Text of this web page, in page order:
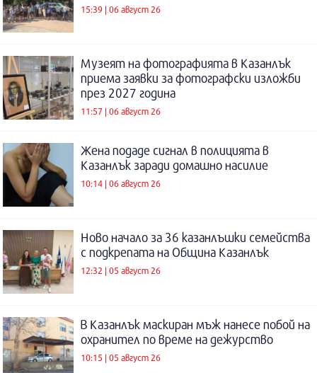
15:39 | 06 август 26
Музеят на фотографията в Казанлък
приема заявки за фотографски изложби
през 2027 година
11:57 | 06 август 26
Жена подаде сигнал в полицията в
Казанлък заради домашно насилие
10:14 | 06 август 26
Ново начало за 36 казанлъшки семейства
с подкрепата на Община Казанлък
12:32 | 05 август 26
В Казанлък маскиран мъж нанесе побой на
охранител по време на дежурство
10:15 | 05 август 26